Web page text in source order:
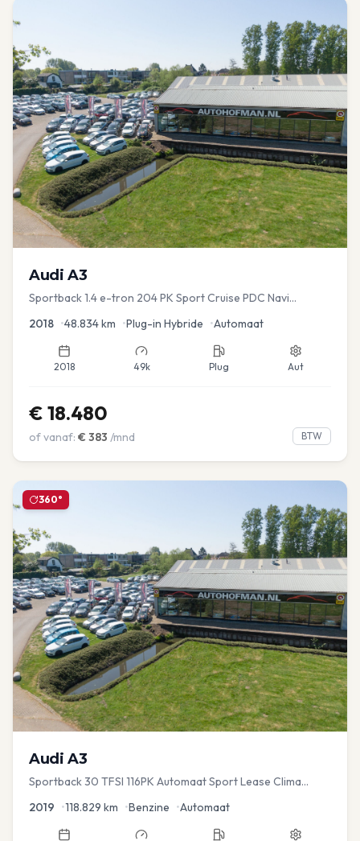
Audi A3
Sportback 1.4 e-tron 204 PK Sport Cruise PDC Navi
2018 •48.834km •Plug-in Hybride •Automaat
2018 49k Plug Aut
€ 18.480
of vanaf: € 383 /mnd BTW
360°
Audi A3
Sportback 30 TFSI 116PK Automaat Sport Lease Clima
2019 •118.829 km •Benzine •Automaat